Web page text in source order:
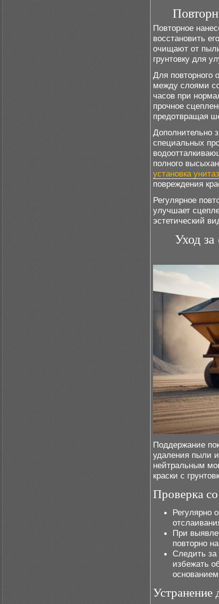
Повторное
восстановить
очищают от
грунтовку для
Для повторного
между слоями
часов при
прочное
предотвращая
Дополнительно
специальных
полного
установка
повреждения
Регулярное
улучшает
эстетический
Уход
Поддержание
удаления пыли
нейтральным
краски с
Проверка
Регулярно
При
повторно
Следить
избежать
Устранение